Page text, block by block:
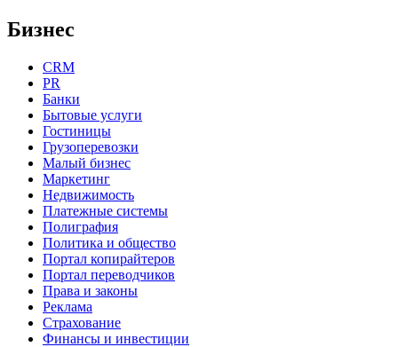
Бизнес
CRM
PR
Банки
Бытовые услуги
Гостиницы
Грузоперевозки
Малый бизнес
Маркетинг
Недвижимость
Платежные системы
Полиграфия
Политика и общество
Портал копирайтеров
Портал переводчиков
Права и законы
Реклама
Страхование
Финансы и инвестиции